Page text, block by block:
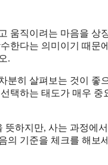
움직이려는 마음을 상
한다는 의미이기 때문
.
분히 살펴보는 것이 좋
택하는 태도가 매우 중
뜻하지만, 사는 과정에
의 기준을 체크를 해보